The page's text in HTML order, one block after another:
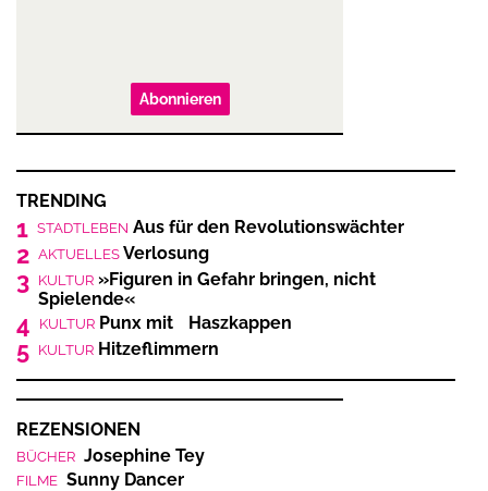
Abonnieren
TRENDING
1 STADTLEBEN Aus für den Revolutionswächter
2 AKTUELLES Verlosung
3 KULTUR »Figuren in Gefahr bringen, nicht
Spielende«
4 KULTUR Punx mit Haszkappen
5 KULTUR Hitzeflimmern
REZENSIONEN
BÜCHER Josephine Tey
FILME Sunny Dancer